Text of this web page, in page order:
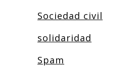
Sociedad civil
solidaridad
Spam